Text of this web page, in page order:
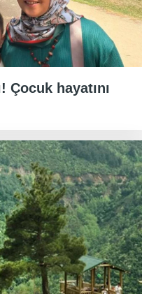
Çocuk hayatını